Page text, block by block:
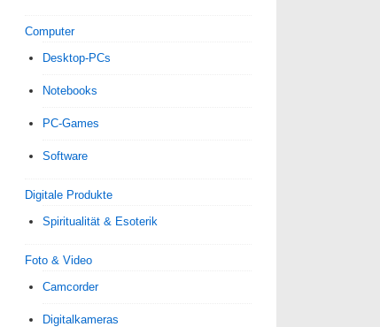
Computer
Desktop-PCs
Notebooks
PC-Games
Software
Digitale Produkte
Spiri­tua­lität & Esoterik
Foto & Video
Camcorder
Digitalkameras